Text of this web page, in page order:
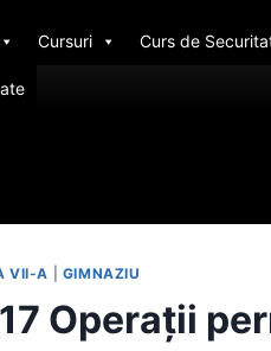
Cursuri Curs de
VII-A GIMNAZIU
Operații